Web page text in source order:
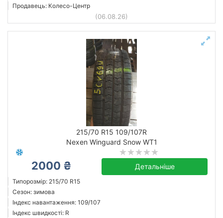
Продавець: Колесо-Центр
(06.08.26)
215/70 R15 109/107R
Nexen Winguard Snow WT1
2000 ₴ Детальніше
Типорозмір: 215/70 R15
Сезон: зимова
Індекс навантаження: 109/107
Індекс швидкості: R